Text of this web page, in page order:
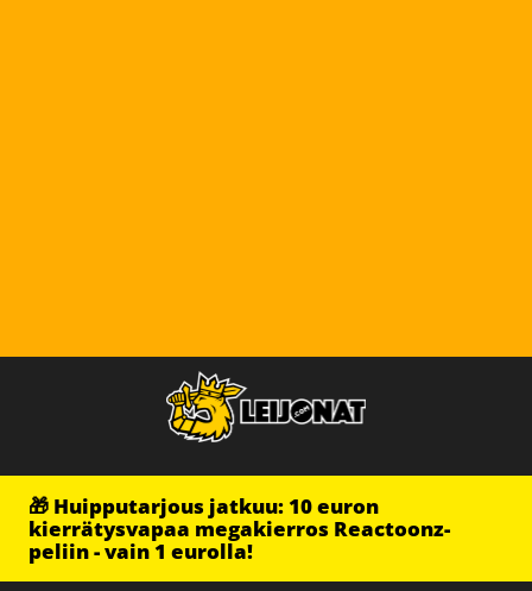
🎁 Huipputarjous jatkuu: 10 euron
kierrätysvapaa megakierros Reactoonz-
peliin - vain 1 eurolla!